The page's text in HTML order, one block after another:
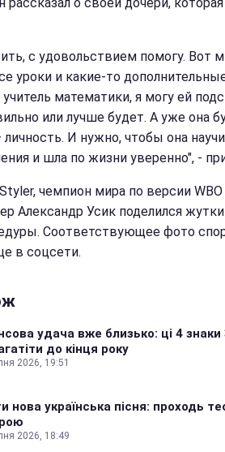
с удовольствием помогу. Вот
уроки и какие-то
математики, я могу ей
или лучше будет. А уже она
личность. И нужно, чтобы она
и шла по жизни уверенно", -
чемпион мира по версии
Александр Усик поделился
Соответствующее фото
в соцсети.
удача вже близько: ці 4
до кінця року
2026, 19:51
нова українська пісня: проходь
2026, 18:49